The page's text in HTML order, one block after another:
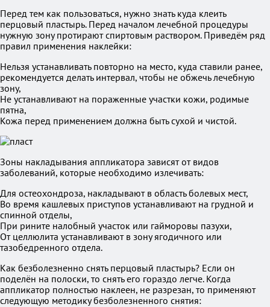
Перед тем как пользоваться, нужно знать куда клеить
перцовый пластырь. Перед началом лечебной процедуры
нужную зону протирают спиртовым раствором. Приведём ряд
правил применения наклейки:
Нельзя устанавливать повторно на место, куда ставили ранее,
рекомендуется делать интервал, чтобы не обжечь лечебную
зону,
Не устанавливают на пораженные участки кожи, родимые
пятна,
Кожа перед применением должна быть сухой и чистой.
Зоны накладывания аппликатора зависят от видов
заболеваний, которые необходимо излечивать:
Для остеохондроза, накладывают в область болевых мест,
Во время кашлевых приступов устанавливают на грудной и
спинной отделы,
При рините налобный участок или гайморовы пазухи,
От целлюлита устанавливают в зону ягодичного или
тазобедренного отдела.
Как безболезненно снять перцовый пластырь? Если он
поделён на полоски, то снять его гораздо легче. Когда
аппликатор полностью наклеен, не разрезан, то применяют
следующую методику безболезненного снятия: